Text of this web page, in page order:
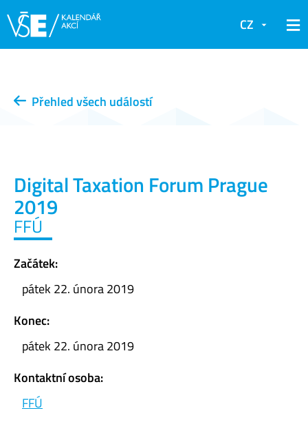
CZ
Přehled všech událostí
Digital Taxation Forum Prague
2019
FFÚ
Začátek:
pátek 22. února 2019
Konec:
pátek 22. února 2019
Kontaktní osoba:
FFÚ